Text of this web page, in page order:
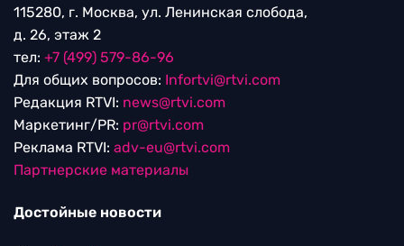
115280, г. Москва, ул. Ленинская слобода,
д. 26, этаж 2
тел: +7 (499) 579-86-96
Для общих вопросов: Infortvi@rtvi.com
Редакция RTVI: news@rtvi.com
Маркетинг/PR: pr@rtvi.com
Реклама RTVI: adv-eu@rtvi.com
Партнерские материалы
Достойные новости